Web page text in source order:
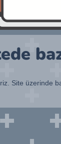
Site üzerinde